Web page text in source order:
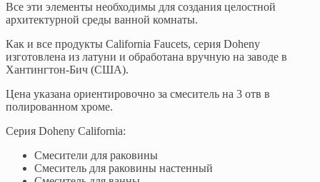
Все эти элементы необходимы для создания целостной
архитектурной среды ванной комнаты.
Как и все продукты California Faucets, серия Doheny
изготовлена из латуни и обработана вручную на заводе в
Хантингтон-Бич (США).
Цена указана ориентировочно за смеситель на 3 отв в
полированном хроме.
Серия Doheny California:
Смесители для раковины
Смеситель для раковины настенный